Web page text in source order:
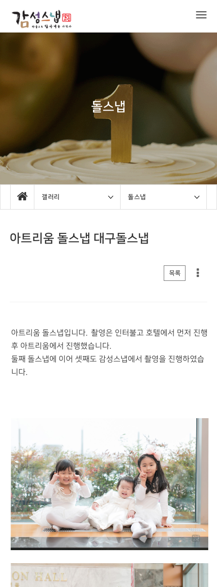
돌스냅
갤러리 돌스냅
아트리움 돌스냅 대구돌스냅
목록
아트리움 돌스냅입니다. 촬영은 인터불고 호텔에서 먼저 진행
후 아트리움에서 진행했습니다.
둘째 돌스냅에 이어 셋째도 감성스냅에서 촬영을 진행하였습
니다.